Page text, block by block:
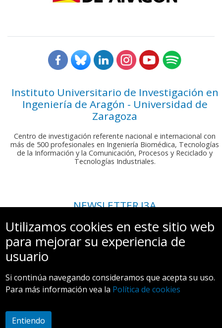
Instituto Universitario de Investigación en
Ingeniería de Aragón - Universidad de
Zaragoza
Centro de investigación referente nacional e internacional con
más de 500 profesionales en Ingeniería Biomédica, Tecnologías
de la Información y la Comunicación, Procesos y Reciclado y
Tecnologías Industriales.
NEWSLETTER I3A
Si deseas recibir nuestro boletín mensual, envíanos un correo a:
comunicacion.i3a@unizar.es
Utilizamos cookies en este sitio web
para mejorar su experiencia de
usuario
Si continúa navegando consideramos que acepta su uso.
Para más información vea la Política de cookies
Entiendo